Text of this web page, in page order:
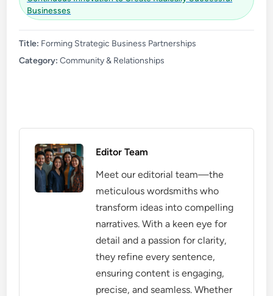
Businesses
Title: Forming Strategic Business Partnerships
Category: Community & Relationships
Editor Team
Meet our editorial team—the
meticulous wordsmiths who
transform ideas into compelling
narratives. With a keen eye for
detail and a passion for clarity,
they refine every sentence,
ensuring content is engaging,
precise, and seamless. Whether